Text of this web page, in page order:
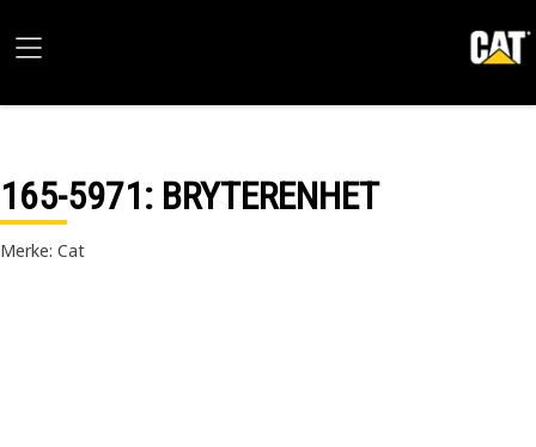
165-5971: BRYTERENHET
Merke: Cat